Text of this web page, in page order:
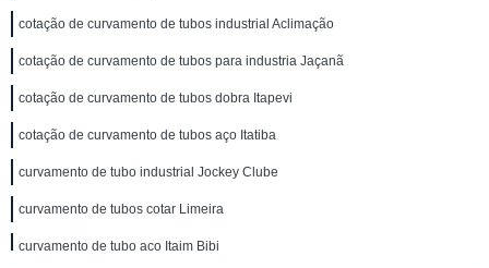
cotação de curvamento de tubos industrial Aclimação
cotação de curvamento de tubos para industria Jaçanã
cotação de curvamento de tubos dobra Itapevi
cotação de curvamento de tubos aço Itatiba
curvamento de tubo industrial Jockey Clube
curvamento de tubos cotar Limeira
curvamento de tubo aço Itaim Bibi